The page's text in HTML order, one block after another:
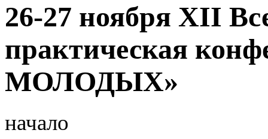
26-27 ноября XII
практическая
МОЛОДЫХ»
начало